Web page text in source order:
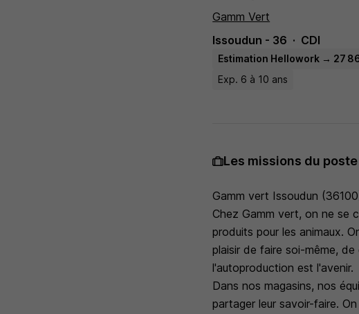
Gamm Vert
Issoudun - 36
CDI
Estimation Hellowork → 27
Exp. 6 à 10 ans
Les missions du poste
Gamm vert Issoudun
Chez Gamm vert, on ne se
produits pour les animaux.
plaisir de faire soi-même,
l'autoproduction est l'avenir.
Dans nos magasins, nos
partager leur savoir-faire.